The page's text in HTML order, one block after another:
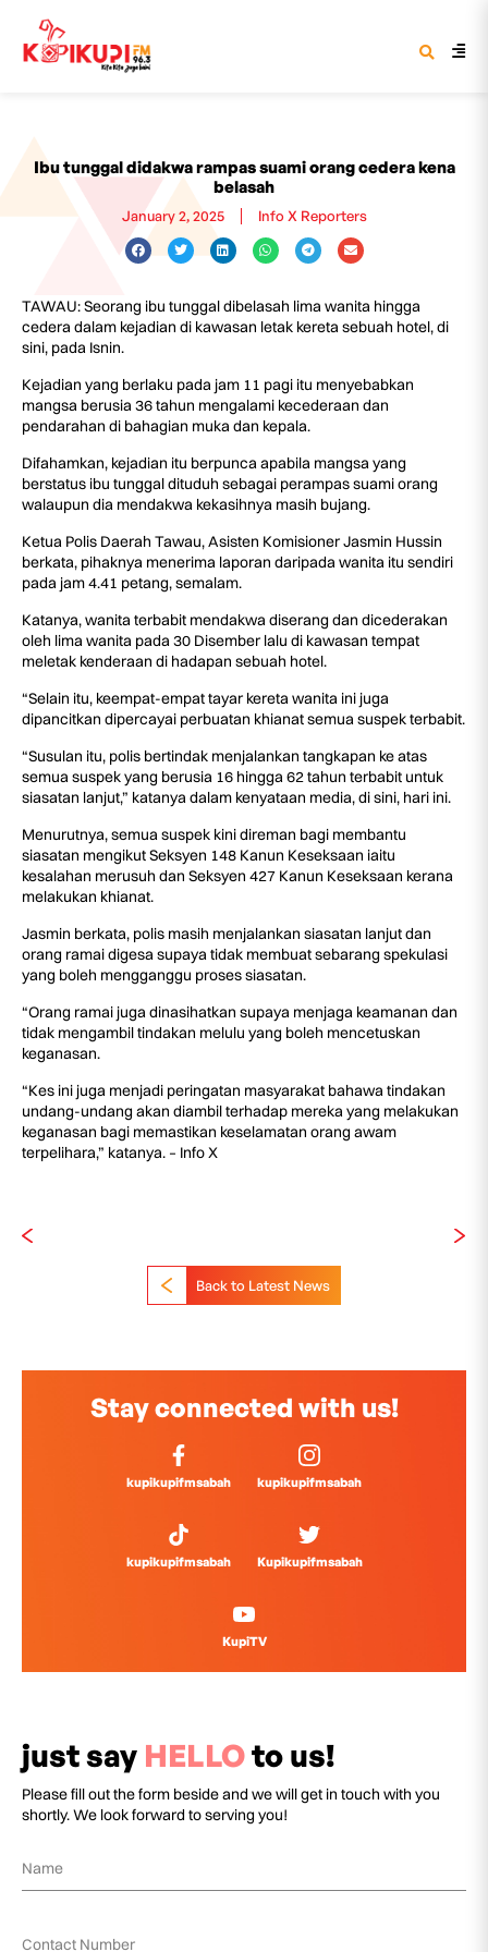
Ibu tunggal didakwa rampas suami orang cedera kena
belasah
January 2, 2025 Info X Reporters
TAWAU: Seorang ibu tunggal dibelasah lima wanita hingga
cedera dalam kejadian di kawasan letak kereta sebuah hotel, di
sini, pada Isnin.
Kejadian yang berlaku pada jam 11 pagi itu menyebabkan
mangsa berusia 36 tahun mengalami kecederaan dan
pendarahan di bahagian muka dan kepala.
Difahamkan, kejadian itu berpunca apabila mangsa yang
berstatus ibu tunggal dituduh sebagai perampas suami orang
walaupun dia mendakwa kekasihnya masih bujang.
Ketua Polis Daerah Tawau, Asisten Komisioner Jasmin Hussin
berkata, pihaknya menerima laporan daripada wanita itu sendiri
pada jam 4.41 petang, semalam.
Katanya, wanita terbabit mendakwa diserang dan dicederakan
oleh lima wanita pada 30 Disember lalu di kawasan tempat
meletak kenderaan di hadapan sebuah hotel.
“Selain itu, keempat-empat tayar kereta wanita ini juga
dipancitkan dipercayai perbuatan khianat semua suspek terbabit.
“Susulan itu, polis bertindak menjalankan tangkapan ke atas
semua suspek yang berusia 16 hingga 62 tahun terbabit untuk
siasatan lanjut,” katanya dalam kenyataan media, di sini, hari ini.
Menurutnya, semua suspek kini direman bagi membantu
siasatan mengikut Seksyen 148 Kanun Keseksaan iaitu
kesalahan merusuh dan Seksyen 427 Kanun Keseksaan kerana
melakukan khianat.
Jasmin berkata, polis masih menjalankan siasatan lanjut dan
orang ramai digesa supaya tidak membuat sebarang spekulasi
yang boleh mengganggu proses siasatan.
“Orang ramai juga dinasihatkan supaya menjaga keamanan dan
tidak mengambil tindakan melulu yang boleh mencetuskan
keganasan.
“Kes ini juga menjadi peringatan masyarakat bahawa tindakan
undang-undang akan diambil terhadap mereka yang melakukan
keganasan bagi memastikan keselamatan orang awam
terpelihara,” katanya. – Info X
Back to Latest News
Stay connected with us!
kupikupifmsabah kupikupifmsabah
kupikupifmsabah Kupikupifmsabah
KupiTV
just say HELLOto us!
Please fill out the form beside and we will get in touch with you
shortly. We look forward to serving you!